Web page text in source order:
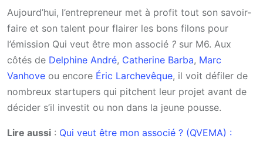
Aujourd’hui, l’entrepreneur met à profit tout son savoir-
faire et son talent pour flairer les bons filons pour
l’émission Qui veut être mon associé ? sur M6. Aux
côtés de Delphine André, Catherine Barba, Marc
Vanhove ou encore Éric Larchevêque, il voit défiler de
nombreux startupers qui pitchent leur projet avant de
décider s’il investit ou non dans la jeune pousse.
Lire aussi : Qui veut être mon associé ? (QVEMA) :